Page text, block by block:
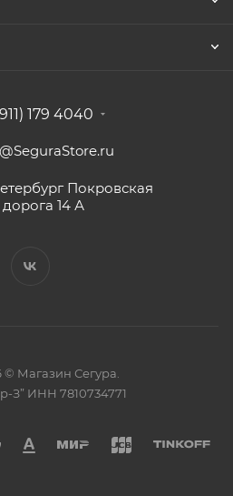
179 4040
Покровская
дорога 14 А
© Магазин Сегура.
З” ИНН 7810734771